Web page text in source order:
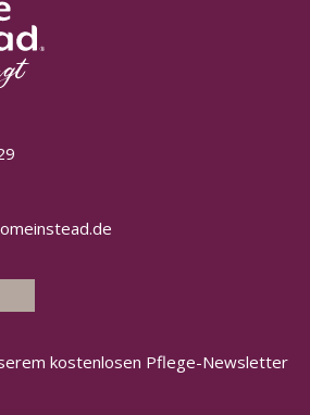
kostenlosen Pflege-Newsletter